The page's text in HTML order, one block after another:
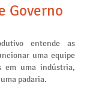
Governo
entende as
uma equipe
em uma indústria,
padaria.